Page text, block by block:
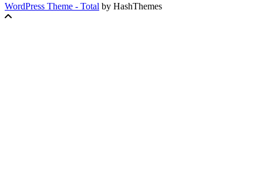
WordPress Theme - Total by HashThemes